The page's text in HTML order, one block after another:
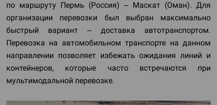
по маршруту Пермь (Россия) – Маскат (Оман). Для
организации перевозки был выбран максимально
быстрый вариант – доставка автотранспортом.
Перевозка на автомобильном транспорте на данном
направлении позволяет избежать ожидания линий и
контейнеров, которые часто встречаются при
мультимодальной перевозке.